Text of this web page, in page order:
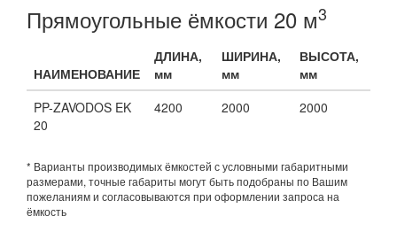
Прямоугольные ёмкости 20 м3
НАИМЕНОВАНИЕ
ДЛИНА,
мм
ШИРИНА,
мм
ВЫСОТА,
мм
PP-ZAVODOS EK
20
4200 2000 2000
* Варианты производимых ёмкостей с условными габаритными
размерами, точные габариты могут быть подобраны по Вашим
пожеланиям и согласовываются при оформлении запроса на
ёмкость